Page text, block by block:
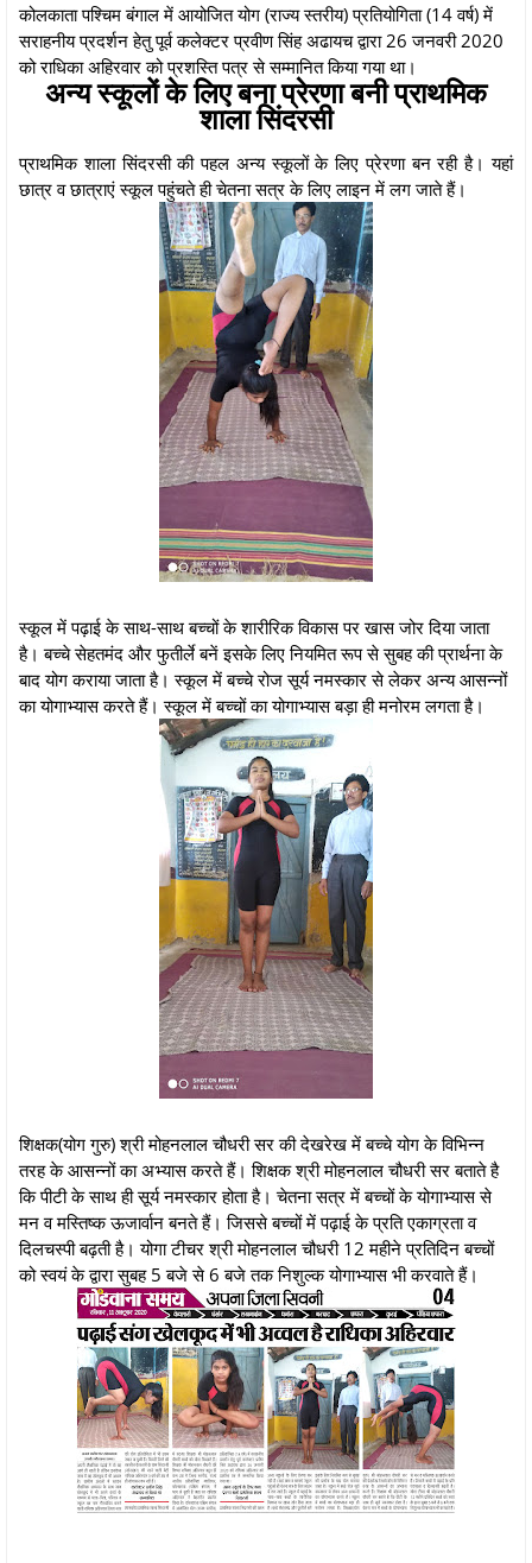
कोलकाता पश्चिम बंगाल में आयोजित योग (राज्य स्तरीय) प्रतियोगिता (14 वर्ष) में
सराहनीय प्रदर्शन हेतु पूर्व कलेक्टर प्रवीण सिंह अढायच द्वारा 26 जनवरी 2020
को राधिका अहिरवार को प्रशस्ति पत्र से सम्मानित किया गया था।
अन्य स्कूलों के लिए बना प्रेरणा बनी प्राथमिक
शाला सिंदरसी
प्राथमिक शाला सिंदरसी की पहल अन्य स्कूलों के लिए प्रेरणा बन रही है। यहां
छात्र व छात्राएं स्कूल पहुंचते ही चेतना सत्र के लिए लाइन में लग जाते हैं।
स्कूल में पढ़ाई के साथ-साथ बच्चों के शारीरिक विकास पर खास जोर दिया जाता
है। बच्चे सेहतमंद और फुतीर्ले बनें इसके लिए नियमित रूप से सुबह की प्रार्थना के
बाद योग कराया जाता है। स्कूल में बच्चे रोज सूर्य नमस्कार से लेकर अन्य आसन्नों
का योगाभ्यास करते हैं। स्कूल में बच्चों का योगाभ्यास बड़ा ही मनोरम लगता है।
शिक्षक(योग गुरु) श्री मोहनलाल चौधरी सर की देखरेख में बच्चे योग के विभिन्न
तरह के आसन्नों का अभ्यास करते हैं। शिक्षक श्री मोहनलाल चौधरी सर बताते है
कि पीटी के साथ ही सूर्य नमस्कार होता है। चेतना सत्र में बच्चों के योगाभ्यास से
मन व मस्तिष्क ऊजार्वान बनते हैं। जिससे बच्चों में पढ़ाई के प्रति एकाग्रता व
दिलचस्पी बढ़ती है। योगा टीचर श्री मोहनलाल चौधरी 12 महीने प्रतिदिन बच्चों
को स्वयं के द्वारा सुबह 5 बजे से 6 बजे तक निशुल्क योगाभ्यास भी करवाते हैं।